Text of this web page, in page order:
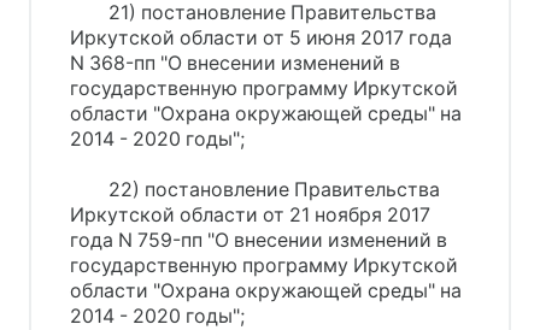
21) постановление Правительства
Иркутской области от 5 июня 2017 года
N 368-пп "О внесении изменений в
государственную программу Иркутской
области "Охрана окружающей среды" на
2014 - 2020 годы";
22) постановление Правительства
Иркутской области от 21 ноября 2017
года N 759-пп "О внесении изменений в
государственную программу Иркутской
области "Охрана окружающей среды" на
2014 - 2020 годы";